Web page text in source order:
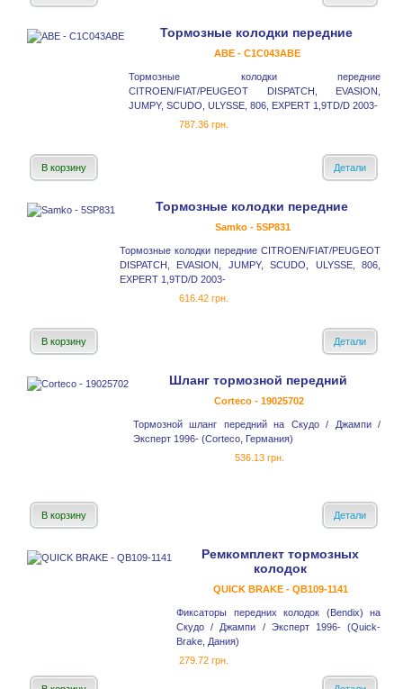
Тормозные колодки передние
ABE - C1C043ABE
Тормозные колодки передние
CITROEN/FIAT/PEUGEOT DISPATCH, EVASION,
JUMPY, SCUDO, ULYSSE, 806, EXPERT 1,9TD/D 2003-
787.36 грн.
В корзину Детали
Тормозные колодки передние
Samko - 5SP831
Тормозные колодки передние CITROEN/FIAT/PEUGEOT
DISPATCH, EVASION, JUMPY, SCUDO, ULYSSE, 806,
EXPERT 1,9TD/D 2003-
616.42 грн.
В корзину Детали
Шланг тормозной передний
Corteco - 19025702
Тормозной шланг передний на Скудо / Джампи /
Эксперт 1996- (Corteco, Германия)
536.13 грн.
В корзину Детали
Ремкомплект тормозных
колодок
QUICK BRAKE - QB109-1141
Фиксаторы передних колодок (Bendix) на
Скудо / Джампи / Эксперт 1996- (Quick-
Brake, Дания)
279.72 грн.